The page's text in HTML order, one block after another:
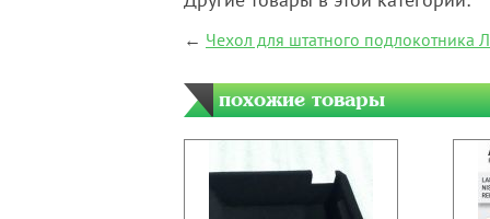
← Чехол для штатного подлокотника
похожие товары